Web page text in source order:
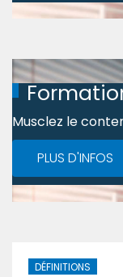
Musclez le
PLUS D'INFOS
DÉFINITIONS